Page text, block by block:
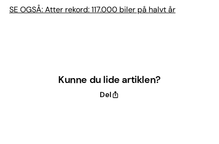
SE OGSÅ: Atter rekord: 117.000 biler på halvt år
Kunne du lide artiklen?
Del